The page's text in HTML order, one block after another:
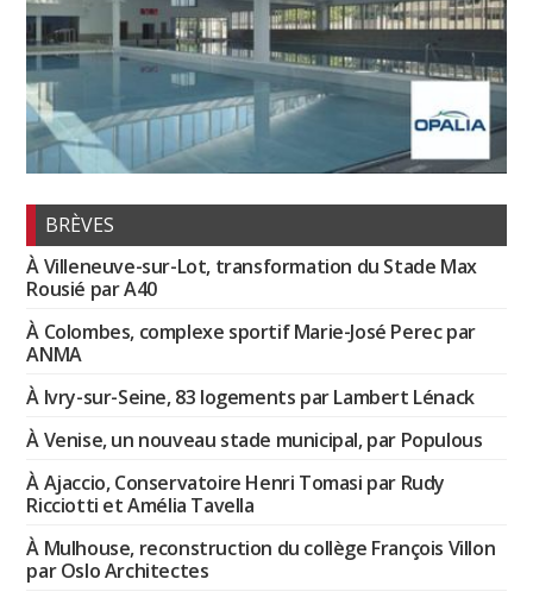
BRÈVES
À Villeneuve-sur-Lot, transformation du Stade Max
Rousié par A40
À Colombes, complexe sportif Marie-José Perec par
ANMA
À Ivry-sur-Seine, 83 logements par Lambert Lénack
À Venise, un nouveau stade municipal, par Populous
À Ajaccio, Conservatoire Henri Tomasi par Rudy
Ricciotti et Amélia Tavella
À Mulhouse, reconstruction du collège François Villon
par Oslo Architectes